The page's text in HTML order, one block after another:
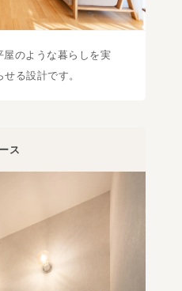
屋のような暮らしを実
る設計です。
ス